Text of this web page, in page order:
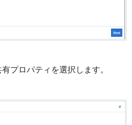
プロパティを選択します。